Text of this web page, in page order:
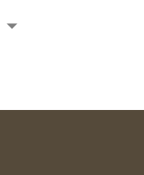
